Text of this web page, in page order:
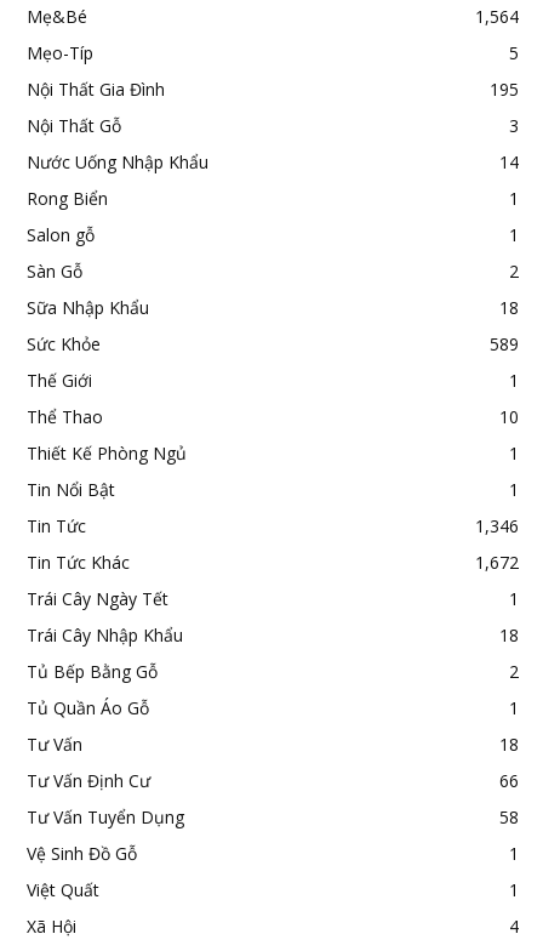
Mẹ&Bé
1,564
Mẹo-Típ
5
Nội Thất Gia Đình
195
Nội Thất Gỗ
3
Nước Uống Nhập Khẩu
14
Rong Biển
1
Salon gỗ
1
Sàn Gỗ
2
Sữa Nhập Khẩu
18
Sức Khỏe
589
Thế Giới
1
Thể Thao
10
Thiết Kế Phòng Ngủ
1
Tin Nổi Bật
1
Tin Tức
1,346
Tin Tức Khác
1,672
Trái Cây Ngày Tết
1
Trái Cây Nhập Khẩu
18
Tủ Bếp Bằng Gỗ
2
Tủ Quần Áo Gỗ
1
Tư Vấn
18
Tư Vấn Định Cư
66
Tư Vấn Tuyển Dụng
58
Vệ Sinh Đồ Gỗ
1
Việt Quất
1
Xã Hội
4